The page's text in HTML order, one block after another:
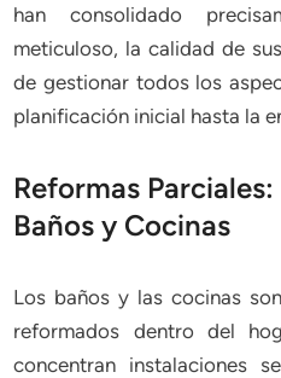
han consolidado
meticuloso, la calidad de
de gestionar todos los
planificación inicial hasta la
Reformas
Baños y Cocinas
Los baños y las cocinas
reformados dentro del
concentran instalaciones